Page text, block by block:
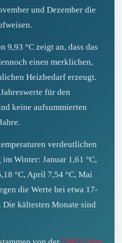
und Dezember die
9,93 °C zeigt an, dass das
einen merklichen,
Heizbedarf erzeugt.
für den
keine aufsummierten
verdeutlichen
Winter: Januar 1,61 °C,
°C, April 7,54 °C, Mai
die Werte bei etwa 17-
Die kältesten Monate sind